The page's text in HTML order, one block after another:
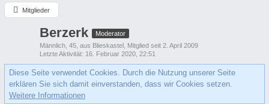
Mitglieder
Berzerk
Moderator
Männlich 45 aus Blieskastel Mitglied seit 2. April 2009
Letzte Aktivität 16. Februar 2020, 22:51
Diese Seite verwendet Cookies. Durch die Nutzung unserer Seite
erklären Sie sich damit einverstanden, dass wir Cookies setzen.
Weitere Informationen